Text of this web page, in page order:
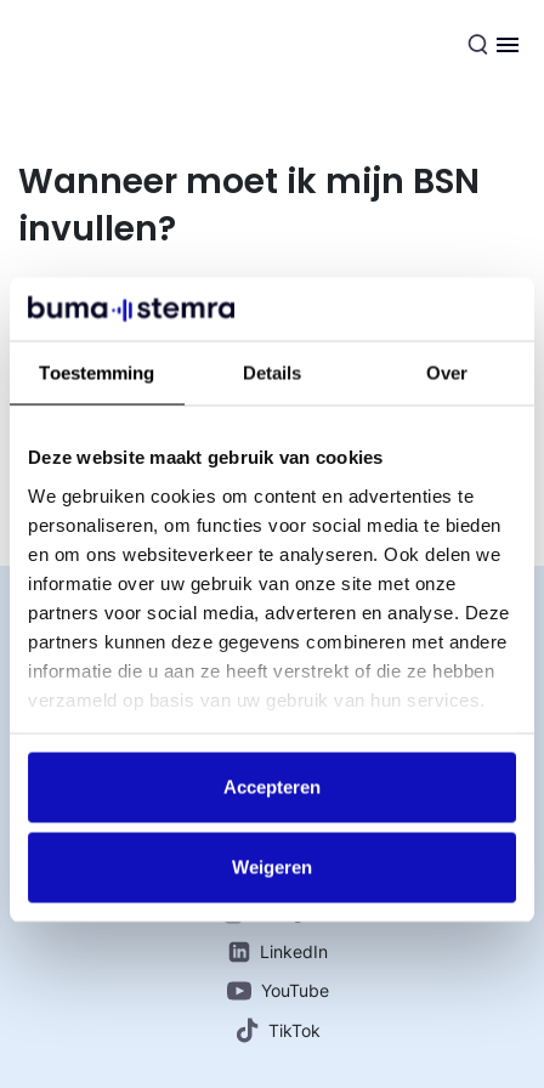
Toestemming Details Over
Deze website maakt gebruik van cookies
We gebruiken cookies om content en advertenties te
personaliseren, om functies voor social media te bieden
en om ons websiteverkeer te analyseren. Ook delen we
informatie over uw gebruik van onze site met onze
partners voor social media, adverteren en analyse. Deze
partners kunnen deze gegevens combineren met andere
informatie die u aan ze heeft verstrekt of die ze hebben
verzameld op basis van uw gebruik van hun services.
Accepteren
Weigeren
Wanneer moet ik mijn BSN
invullen?
Zo snel mogelijk maar uiterlijk 31 augustus 2024.
De belastingdienst kan per niet aangeleverde BSN een
over tot het beëindigen van het exploitatiecontract tegen
MijnBumaStemra
Licentie afsluiten
Titelcatalogus
Contact
Connect with us
LinkedIn
YouTube
TikTok